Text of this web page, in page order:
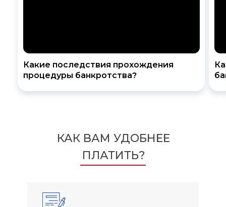
Какие последствия прохождения
процедуры банкротства?
КАК ВАМ УДОБНЕЕ
ПЛАТИТЬ?